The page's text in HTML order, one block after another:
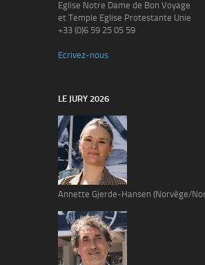
Eglise Notre Dame de Bon Voyage
et Temple Eglise Protestante Unie
+33 (0)6 59 25 05 59
Ecrivez-nous
LE JURY 2026
Annette Gjerde-Hansen (Norvège/